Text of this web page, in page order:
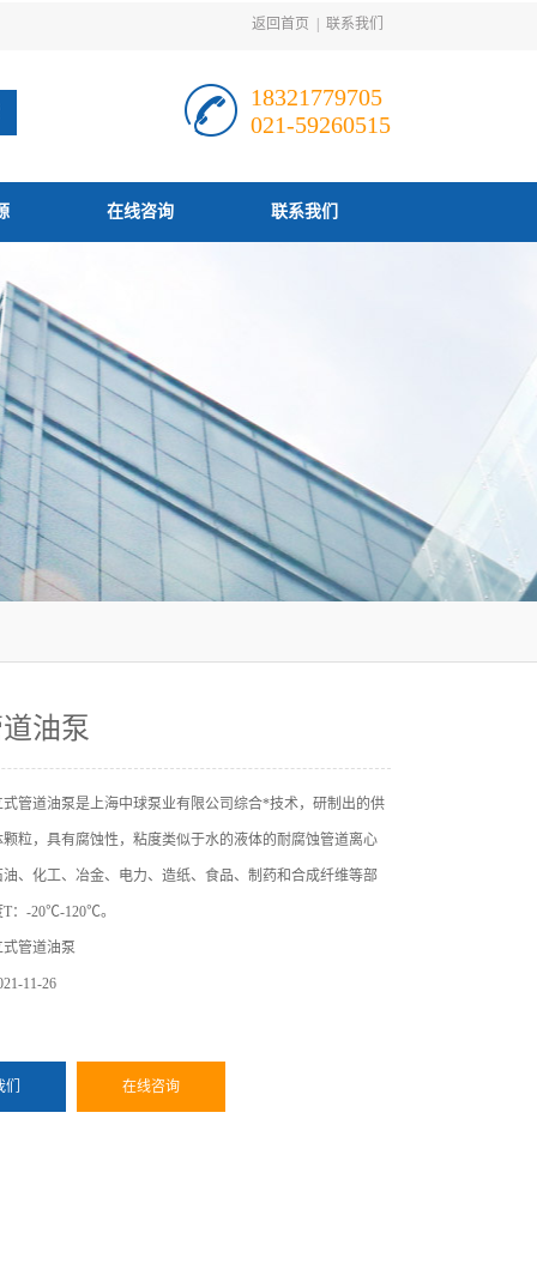
返回首页 联系我们
18321779705
021-59260515
在线咨询 联系我们
油泵
式管道油泵是上海中球泵业有限公司综合*技术，研制出的供
粒，具有腐蚀性，粘度类似于水的液体的耐腐蚀管道离心
油、化工、冶金、电力、造纸、食品、制药和合成纤维等部
：-20℃-120℃。
管道油泵
11-26
在线咨询